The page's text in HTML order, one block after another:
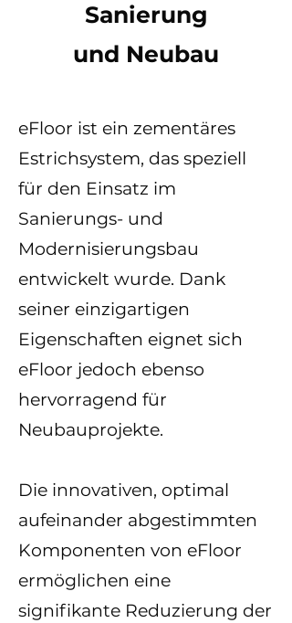
Sanierung
und Neubau
eFloor ist ein zementäres
Estrichsystem, das speziell
für den Einsatz im
Sanierungs- und
Modernisierungsbau
entwickelt wurde. Dank
seiner einzigartigen
Eigenschaften eignet sich
eFloor jedoch ebenso
hervorragend für
Neubauprojekte.
Die innovativen, optimal
aufeinander abgestimmten
Komponenten von eFloor
ermöglichen eine
signifikante Reduzierung der